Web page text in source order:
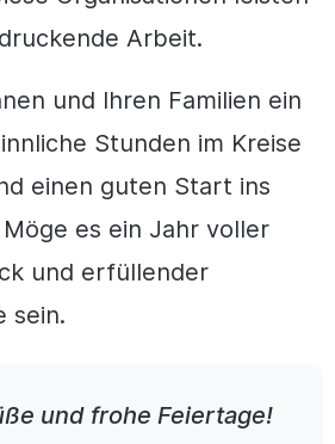
Arbeit.
und Ihren Familien ein
Stunden im Kreise
einen guten Start ins
es ein Jahr voller
und erfüllender
sein.
und frohe Feiertage!